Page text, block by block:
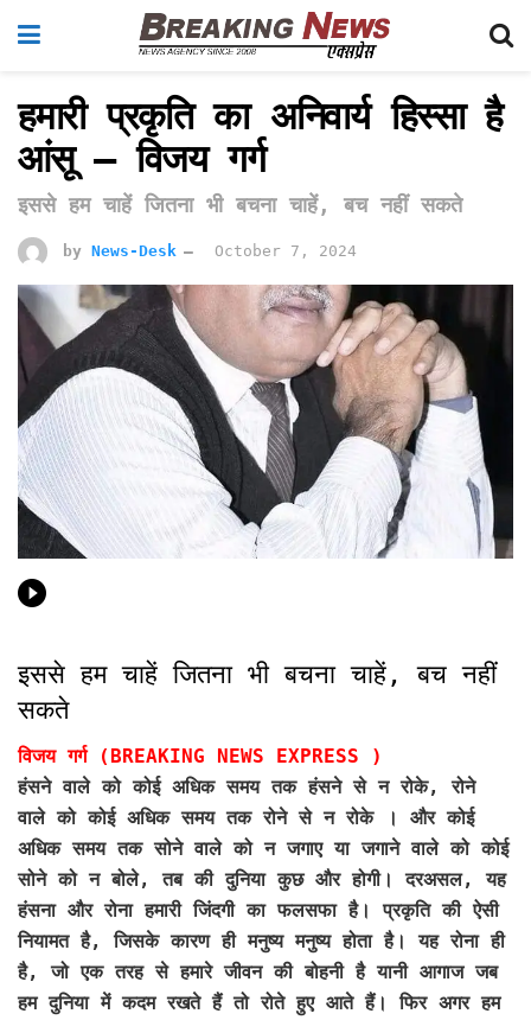
हमारी प्रकृति का अनिवार्य हिस्सा है
आंसू – विजय गर्ग
इससे हम चाहें जितना भी बचना चाहें, बच नहीं सकते
by News-Desk October 7, 2024
इससे हम चाहें जितना भी बचना चाहें, बच नहीं
सकते
विजय गर्ग (BREAKING NEWS EXPRESS )
हंसने वाले को कोई अधिक समय तक हंसने से न रोके, रोने
वाले को कोई अधिक समय तक रोने से न रोके । और कोई
अधिक समय तक सोने वाले को न जगाए या जगाने वाले को कोई
सोने को न बोले, तब की दुनिया कुछ और होगी। दरअसल, यह
हंसना और रोना हमारी जिंदगी का फलसफा है। प्रकृति की ऐसी
नियामत है, जिसके कारण ही मनुष्य मनुष्य होता है। यह रोना ही
है, जो एक तरह से हमारे जीवन की बोहनी है यानी आगाज जब
हम दुनिया में कदम रखते हैं तो रोते हुए आते हैं। फिर अगर हम